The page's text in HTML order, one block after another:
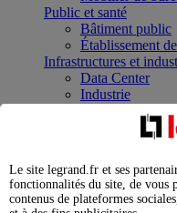
Public et santé
Bâtiment public
Établissement
Infrastructures et
Data Center
Industrie
Infrastructures
Contrôler et
Répartir et
Legrand Data
expertises au
Le site legrand.fr et ses
fonctionnalités du site, de vous
contenus de plateformes